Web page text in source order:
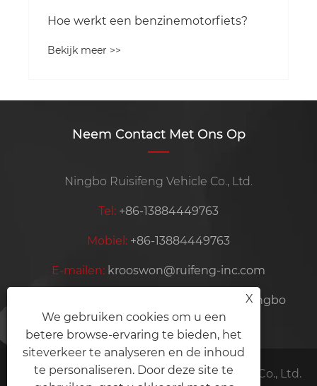
Neem Contact Met Ons Op
Ningbo Ruisifeng Vehicle Co., Ltd.
Tel: +86-13884449763
Mobiel: +86-13884449763
E-mailen: krooswon@ruifeng-inc.com
Lishan, Ditang Industry, Yuyao, Ningbo
Zhejiang Provincie, China
Copyright © 2025 Ningbo Ruiifeng Vehicle Co., Ltd.
X
We gebruiken cookies om u een
betere browse-ervaring te bieden, het
siteverkeer te analyseren en de inhoud
te personaliseren. Door deze site te